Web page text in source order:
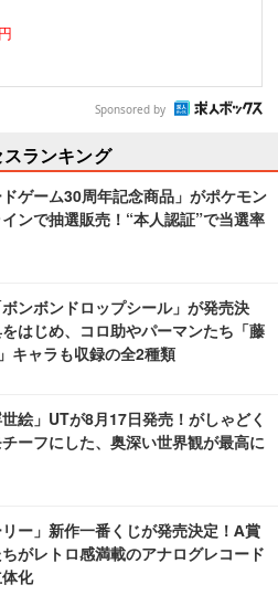
Sponsored by
スランキング
ドゲーム30周年記念商品」がポケモン
ンで抽選販売！“本人認証”で当選率
ボンボンドロップシール」が発売決
はじめ、コロ助やパーマンたち「藤
キャラも収録の全2種類
絵」UTが8月17日発売！がしゃどく
ーフにした、奥深い世界観が最高に
リー」新作一番くじが発売決定！A賞
がレトロ感満載のアナログレコード
化